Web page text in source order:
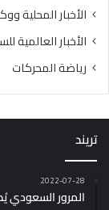
الأخبار المحلية
الأخبار العالمية
رياضة المحركات
تريند
2022-07-28
المرور السعودي